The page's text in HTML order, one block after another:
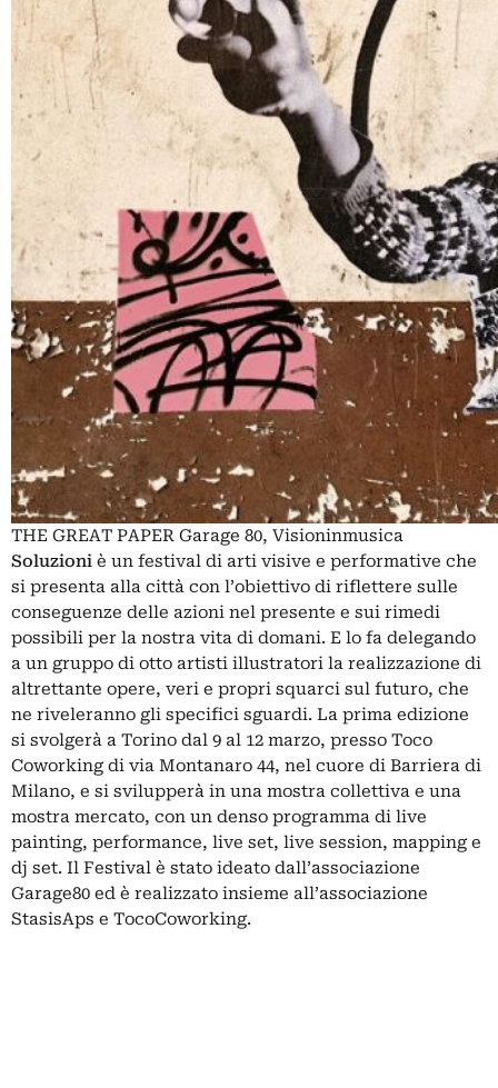
THE GREAT PAPER Garage 80, Visioninmusica
Soluzioni è un festival di arti visive e performative che
si presenta alla città con l’obiettivo di riflettere sulle
conseguenze delle azioni nel presente e sui rimedi
possibili per la nostra vita di domani. E lo fa delegando
a un gruppo di otto artisti illustratori la realizzazione di
altrettante opere, veri e propri squarci sul futuro, che
ne riveleranno gli specifici sguardi. La prima edizione
si svolgerà a Torino dal 9 al 12 marzo, presso Toco
Coworking di via Montanaro 44, nel cuore di Barriera di
Milano, e si svilupperà in una mostra collettiva e una
mostra mercato, con un denso programma di live
painting, performance, live set, live session, mapping e
dj set. Il Festival è stato ideato dall’associazione
Garage80 ed è realizzato insieme all’associazione
StasisAps e TocoCoworking.